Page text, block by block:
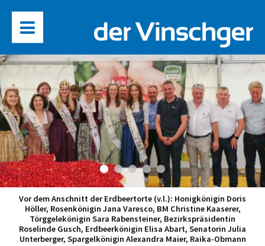
Vor dem Anschnitt der Erdbeertorte (v.l.): Honigkönigin Doris
Höller, Rosenkönigin Jana Varesco, BM Christine Kaaserer,
Törggelekönigin Sara Rabensteiner, Bezirkspräsidentin
Roselinde Gusch, Erdbeerkönigin Elisa Abart, Senatorin Julia
Unterberger, Spargelkönigin Alexandra Maier, Raika-Obmann